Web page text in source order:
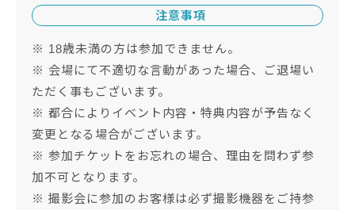
注意事項
※ 18歳未満の方は参加できません。
※ 会場にて不適切な言動があった場合、ご退場い
ただく事もございます。
※ 都合によりイベント内容・特典内容が予告なく
変更となる場合がございます。
※ 参加チケットをお忘れの場合、理由を問わず参
加不可となります。
※ 撮影会に参加のお客様は必ず撮影機器をご持参